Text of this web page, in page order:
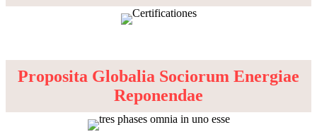
Proposita Globalia Sociorum Energiae
Reponendae